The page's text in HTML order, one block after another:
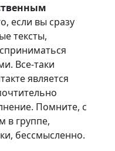
если вы сразу
тексты,
Все-таки
является
Помните, с
в группе,
бессмысленно.